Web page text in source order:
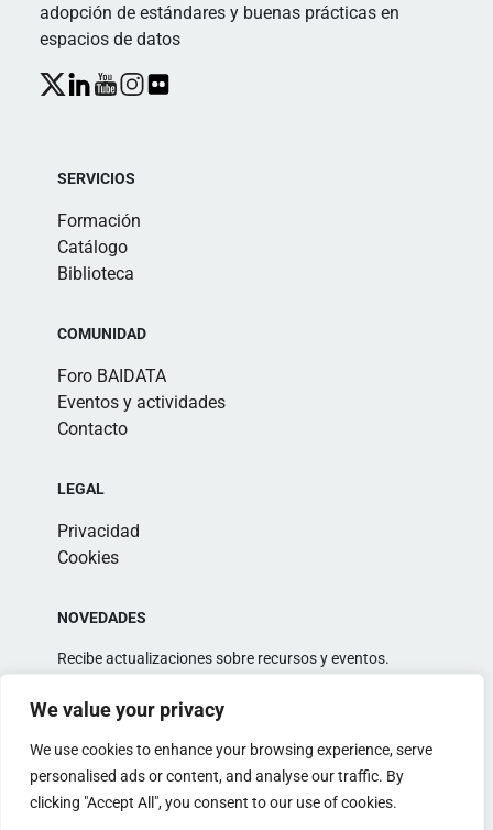
We value your privacy
We use cookies to enhance your browsing experience, serve
personalised ads or content, and analyse our traffic. By
clicking "Accept All", you consent to our use of cookies.
adopción de estándares y buenas prácticas en
espacios de datos
SERVICIOS
Formación
Catálogo
Biblioteca
COMUNIDAD
Foro BAIDATA
Eventos y actividades
Contacto
LEGAL
Privacidad
Cookies
NOVEDADES
Recibe actualizaciones sobre recursos y eventos.